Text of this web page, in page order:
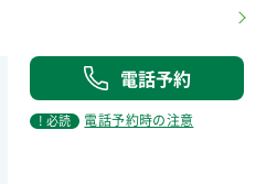
電話予約
! 必読 電話予約時の注意